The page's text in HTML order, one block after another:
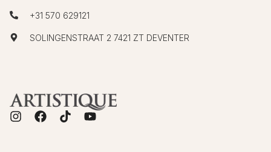
+31 570 629121
SOLINGENSTRAAT 2 7421 ZT DEVENTER